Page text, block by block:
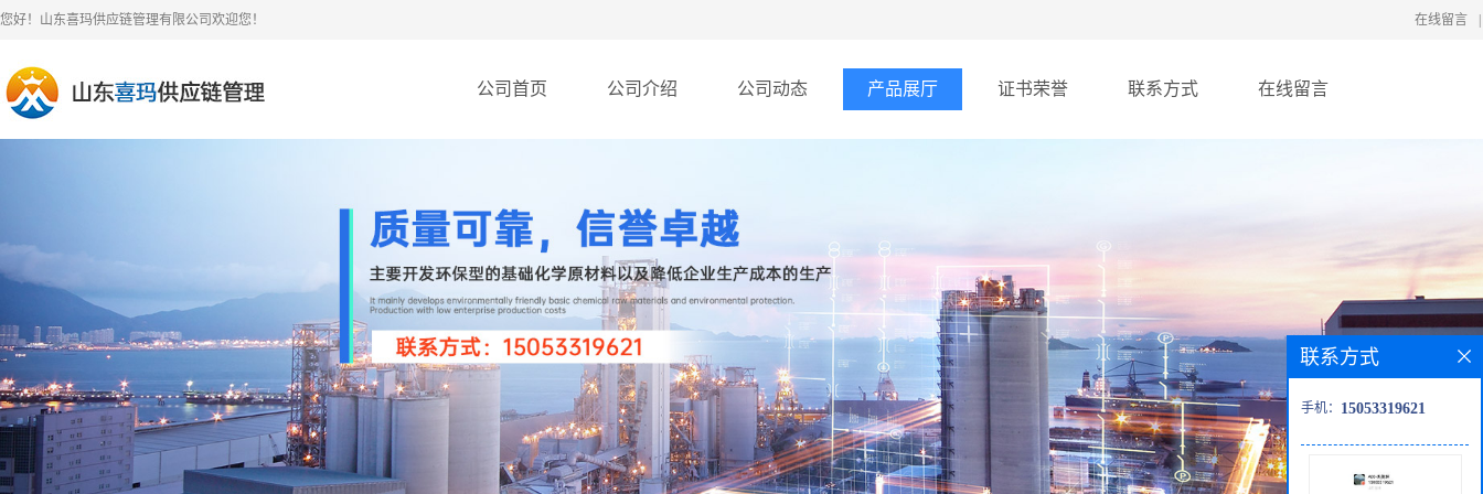
您好！山东喜玛供应链管理有限公司欢迎您！ 在线留言
公司首页 公司介绍 公司动态 产品展厅 证书荣誉 联系方式 在线留言
联系方式
手机： 15053319621